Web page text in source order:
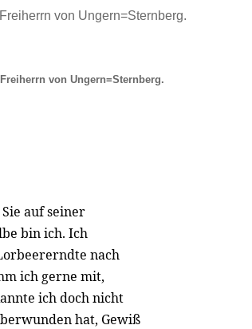
Freiherrn von Ungern=Sternberg.
Freiherrn von Ungern=Sternberg.
auf seiner
bin ich. Ich
nach
ich gerne mit,
ich doch nicht
hat, Gewiß